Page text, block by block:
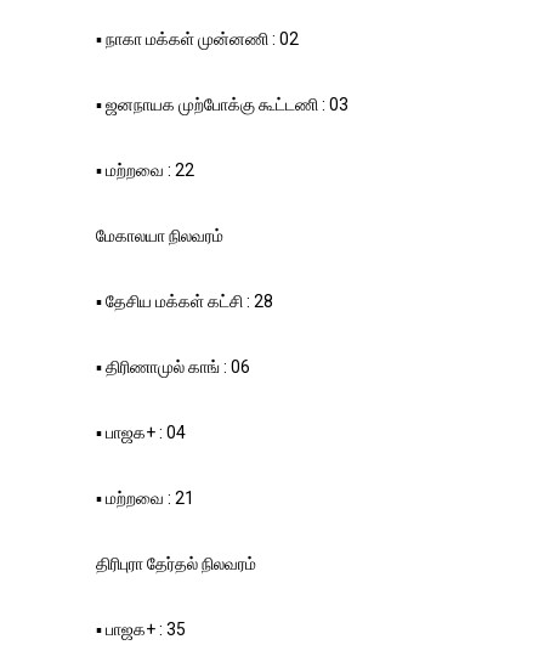
▪️ நாகா மக்கள் முன்னணி : 02
▪️ ஜனநாயக முற்போக்கு கூட்டணி : 03
▪️ மற்றவை : 22
மேகாலயா நிலவரம்
▪️ தேசிய மக்கள் கட்சி : 28
▪️ திரிணாமுல் காங் : 06
▪️ பாஜக+ : 04
▪️ மற்றவை : 21
திரிபுரா தேர்தல் நிலவரம்
▪️ பாஜக+ : 35